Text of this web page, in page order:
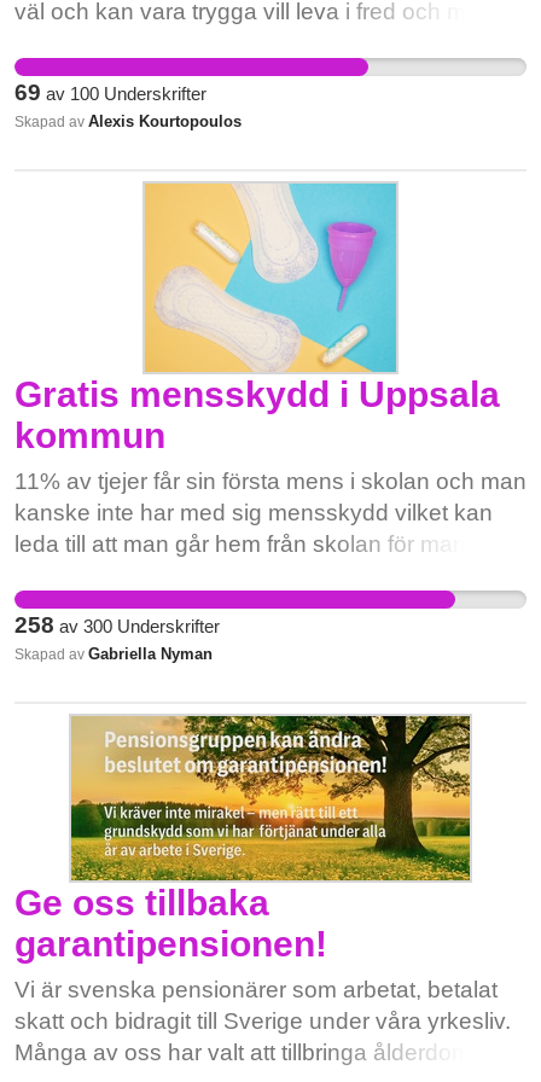
olycka i hemmet – eller drabbas av ett plötsligt
göra! Vi kräver att Heby kommuns politiker agerar
för att stoppa avvecklingen av FIP-bilen genom
att upphäva beslutet om avveckling. Skriv under
väl och kan vara trygga vill leva i fred och med
lämna den parentes i världshistorien vårt
samhälle varit en del av i historien. En parentes
där rasism , ojämlikhet, ojämställdhet,
69 av 100 Underskrifter
Skapad av Alexis Kourtopoulos
Gratis mensskydd i Uppsala
kommun
11% av tjejer får sin första mens i skolan och man
kanske inte har med sig mensskydd vilket kan
leda till att man går hem från skolan för man
man har gratis mensskydd eftersom om vi har
gratis mensskydd på till exempel skolor så är det
större chans att ungdomar kan bli mer bekväma
om att man kan ha tillgång till gratis skydd när
som helst. Ingen ska behöva skämmas eller
känna sig hindrad av sin mens
258 av 300 Underskrifter
Skapad av Gabriella Nyman
Ge oss tillbaka
garantipensionen!
Vi är svenska pensionärer som arbetat, betalat
skatt och bidragit till Sverige under våra yrkesliv.
Många av oss har valt att tillbringa ålderdomen